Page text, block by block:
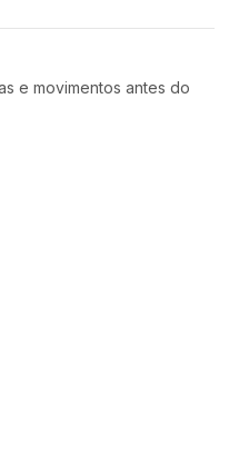
e movimentos antes do